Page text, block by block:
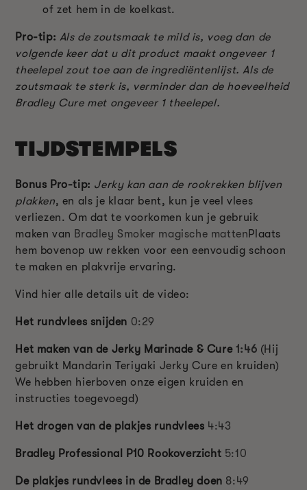
of zet hem in de koelkast.
Pro-tip: Als de zoutsmaak te mild is, voeg dan de
volgende keer dat u dit product maakt ongeveer 1
theelepel zout toe aan de ingrediëntenlijst. Als de
zoutsmaak te sterk is, verminder dan de hoeveelheid
Bradley Cure met ongeveer 1 theelepel.
TIJDSTEMPELS
Bonus Pro-tip: Jerky kan aan de rookrekken blijven
plakken, en als je klaar bent, kun je veel vlees
verliezen. Om dat te voorkomen kun je gebruik
maken van Bradley Smoker magische mattenPlaats
hem bovenop uw rekken voor een eenvoudig schoon
te maken en plakvrije ervaring.
Vind hier alle details uit de video:
Het rundvlees snijden 0:29
Het maken van de Jerky Marinade & Cure 1:46 (Hij
gebruikt Mandarin Teriyaki Jerky Cure en kruiden)
We hebben hierboven onze eigen kruiden en
instructies toegevoegd)
Het drogen van de plakjes rundvlees 4:43
Bradley Professional P10 Rookoverzicht 5:10
De plakjes rundvlees in de Bradley doen 8:49